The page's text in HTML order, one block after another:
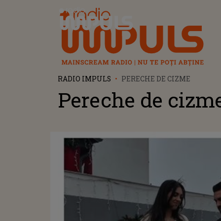
Radio Impuls
RADIO IMPULS PERECHE DE CIZME
Pereche de